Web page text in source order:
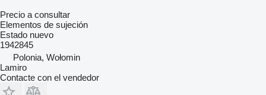
Precio a consultar
Elementos de sujeción
Estado nuevo
1942845
Polonia, Wołomin
Lamiro
Contacte con el vendedor